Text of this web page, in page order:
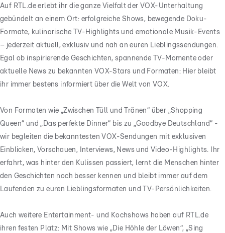
Auf RTL.de erlebt ihr die ganze Vielfalt der VOX-Unterhaltung
gebündelt an einem Ort: erfolgreiche Shows, bewegende Doku-
Formate, kulinarische TV-Highlights und emotionale Musik-Events
– jederzeit aktuell, exklusiv und nah an euren Lieblingssendungen.
Egal ob inspirierende Geschichten, spannende TV-Momente oder
aktuelle News zu bekannten VOX-Stars und Formaten: Hier bleibt
ihr immer bestens informiert über die Welt von VOX.
Von Formaten wie „Zwischen Tüll und Tränen“ über „Shopping
Queen“ und „Das perfekte Dinner“ bis zu „Goodbye Deutschland“ -
wir begleiten die bekanntesten VOX-Sendungen mit exklusiven
Einblicken, Vorschauen, Interviews, News und Video-Highlights. Ihr
erfahrt, was hinter den Kulissen passiert, lernt die Menschen hinter
den Geschichten noch besser kennen und bleibt immer auf dem
Laufenden zu euren Lieblingsformaten und TV-Persönlichkeiten.
Auch weitere Entertainment- und Kochshows haben auf RTL.de
ihren festen Platz: Mit Shows wie „Die Höhle der Löwen“, „Sing